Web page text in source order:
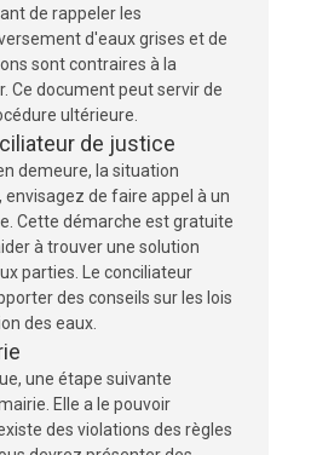
de rappeler les
d'eaux grises et de
sont contraires à la
Ce document peut servir de
ultérieure.
de justice
demeure, la situation
de faire appel à un
Cette démarche est gratuite
à trouver une solution
parties. Le conciliateur
des conseils sur les lois
des eaux.
une étape suivante
Elle a le pouvoir
des violations des règles